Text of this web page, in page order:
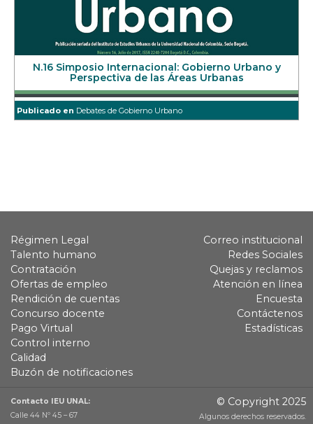
N.16 Simposio Internacional: Gobierno Urbano y
Perspectiva de las Áreas Urbanas
Publicado en Debates de Gobierno Urbano
Régimen Legal
Talento humano
Contratación
Ofertas de empleo
Rendición de cuentas
Concurso docente
Pago Virtual
Control interno
Calidad
Buzón de notificaciones
Correo institucional
Redes Sociales
Quejas y reclamos
Atención en línea
Encuesta
Contáctenos
Estadísticas
Contacto IEU UNAL:
Calle 44 Nº 45 – 67
© Copyright 2025
Algunos derechos reservados.